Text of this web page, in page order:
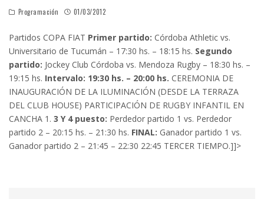
Programación 01/03/2012
Partidos COPA FIAT Primer partido: Córdoba Athletic vs.
Universitario de Tucumán – 17:30 hs. – 18:15 hs. Segundo
partido: Jockey Club Córdoba vs. Mendoza Rugby – 18:30 hs. –
19:15 hs. Intervalo: 19:30 hs. – 20:00 hs. CEREMONIA DE
INAUGURACIÓN DE LA ILUMINACIÓN (DESDE LA TERRAZA
DEL CLUB HOUSE) PARTICIPACIÓN DE RUGBY INFANTIL EN
CANCHA 1. 3 Y 4 puesto: Perdedor partido 1 vs. Perdedor
partido 2 – 20:15 hs. – 21:30 hs. FINAL: Ganador partido 1 vs.
Ganador partido 2 – 21:45 – 22:30 22:45 TERCER TIEMPO.]]>